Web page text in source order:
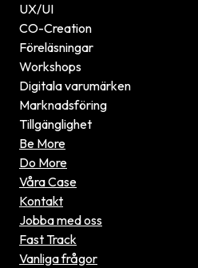
UX/UI
CO-Creation
Föreläsningar
Workshops
Digitala varumärken
Marknadsföring
Tillgänglighet
Be More
Do More
Våra Case
Kontakt
Jobba med oss
Fast Track
Vanliga frågor